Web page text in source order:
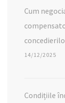
Cum
14/12/2025
Condițiile